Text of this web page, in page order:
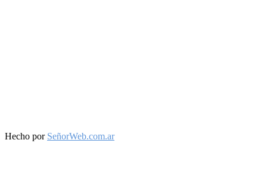
Facebook
Twitter
Instagram
Youtube
Hecho por SeñorWeb.com.ar